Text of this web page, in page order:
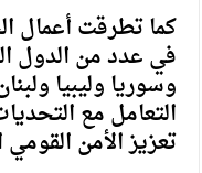
كما تطرقت أعمال
في عدد من الدول
وسوريا وليبيا
التعامل مع
تعزيز الأمن القومي